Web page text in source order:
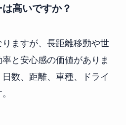
高いですか？
ますが、長距離移動や世
と安心感の価値がありま
数、距離、車種、ドライ